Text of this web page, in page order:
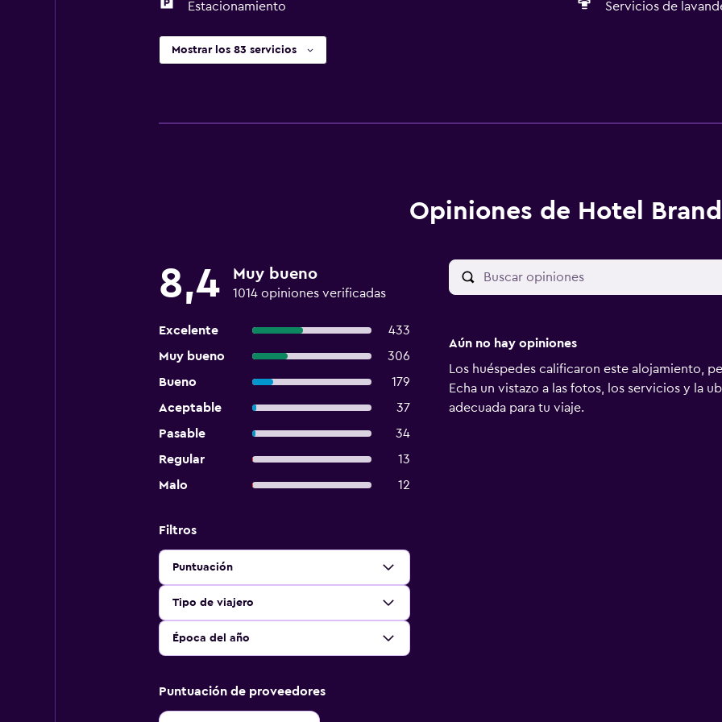
Estacionamiento Servicios de
Mostrar los 83 servicios
Opiniones de Hotel Brandl
8,4 Muy bueno
1014 opiniones verificadas
Excelente
433
Muy bueno
306
Bueno
179
Aceptable
37
Pasable
34
Regular
13
Malo
12
Filtros
Puntuación
Tipo de viajero
Época del año
Puntuación de proveedores
Aún no hay opiniones
Los huéspedes calificaron este alojamiento,
Echa un vistazo a las fotos, los servicios y la
adecuada para tu viaje.